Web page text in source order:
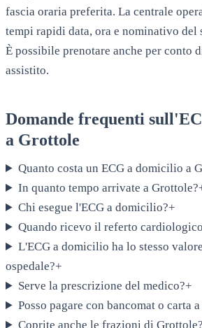
fascia oraria preferita. La centrale
tempi rapidi data, ora e nominativo del
È possibile prenotare anche per conto
assistito.
Domande frequenti
a Grottole
Quanto costa un ECG a domicilio a
In quanto tempo arrivate a Grottole?
Chi esegue l'ECG a domicilio?+
Quando ricevo il referto
L'ECG a domicilio ha lo stesso
ospedale?+
Serve la prescrizione del medico?+
Posso pagare con bancomat o carta
Coprite anche le frazioni di